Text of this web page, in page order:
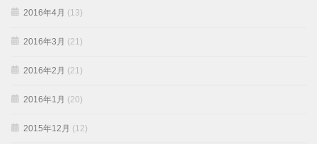
2016年4月 (13)
2016年3月 (21)
2016年2月 (21)
2016年1月 (20)
2015年12月 (12)